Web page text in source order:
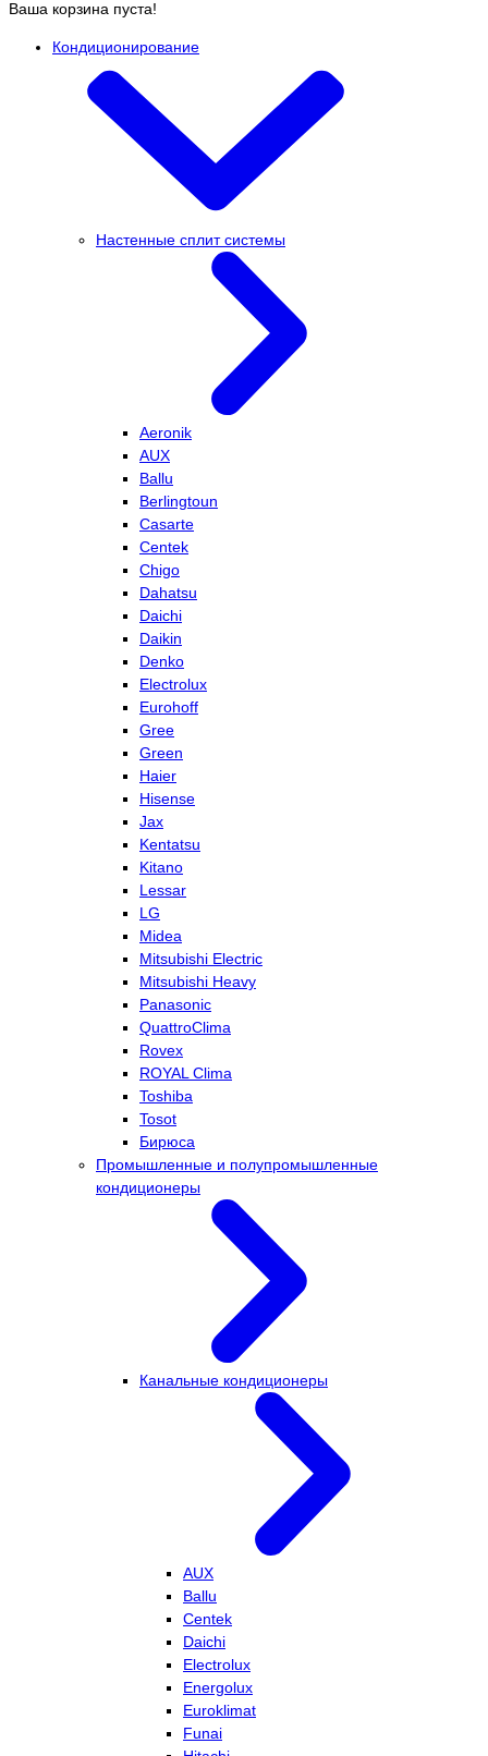
Ваша корзина пуста!
Кондиционирование
Настенные сплит системы
Aeronik
AUX
Ballu
Berlingtoun
Casarte
Centek
Chigo
Dahatsu
Daichi
Daikin
Denko
Electrolux
Eurohoff
Gree
Green
Haier
Hisense
Jax
Kentatsu
Kitano
Lessar
LG
Midea
Mitsubishi Electric
Mitsubishi Heavy
Panasonic
QuattroClima
Rovex
ROYAL Clima
Toshiba
Tosot
Бирюса
Промышленные и полупромышленные
кондиционеры
Канальные кондиционеры
AUX
Ballu
Centek
Daichi
Electrolux
Energolux
Euroklimat
Funai